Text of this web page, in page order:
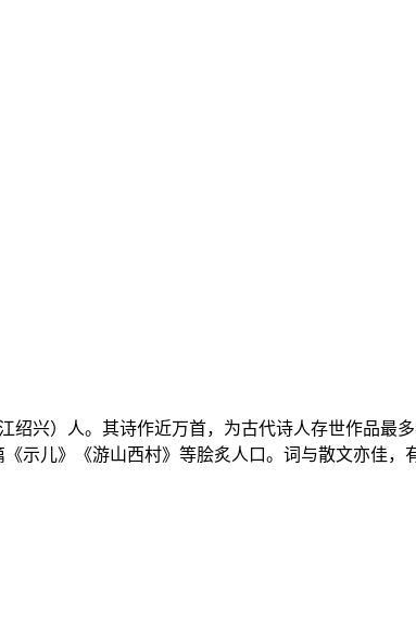
兴）人。其诗作近万首，为古代诗人存世作品最
示儿》《游山西村》等脍炙人口。词与散文亦佳，